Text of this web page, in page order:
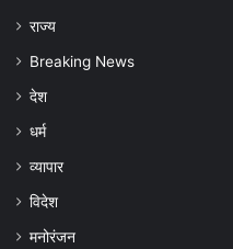
राज्य
Breaking News
देश
धर्म
व्यापार
विदेश
मनोरंजन